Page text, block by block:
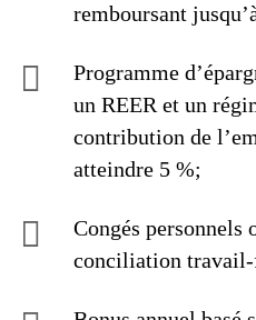
remboursant
Programme
un REER et un
contribution de
atteindre 5 %;
Congés
conciliation